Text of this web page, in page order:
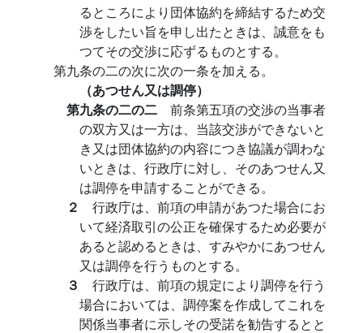
るところにより団体協約を締結するため交
渉をしたい旨を申し出たときは、誠意をも
つてその交渉に応ずるものとする。
第九条の二の次に次の一条を加える。
（あつせん又は調停）
第九条の二の二 前条第五項の交渉の当事者
の双方又は一方は、当該交渉ができないと
き又は団体協約の内容につき協議が調わな
いときは、行政庁に対し、そのあつせん又
は調停を申請することができる。
２ 行政庁は、前項の申請があつた場合にお
いて経済取引の公正を確保するため必要が
あると認めるときは、すみやかにあつせん
又は調停を行うものとする。
３ 行政庁は、前項の規定により調停を行う
場合においては、調停案を作成してこれを
関係当事者に示しその受諾を勧告するとと